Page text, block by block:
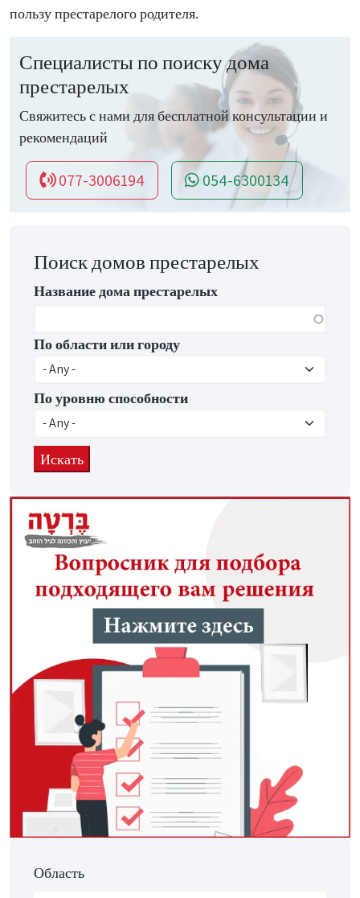
пользу престарелого родителя.
Специалисты по поиску дома
престарелых
Свяжитесь с нами для бесплатной консультации и
рекомендаций
077-3006194 054-6300134
Поиск домов престарелых
Название дома престарелых
По области или городу
По уровню способности
Область